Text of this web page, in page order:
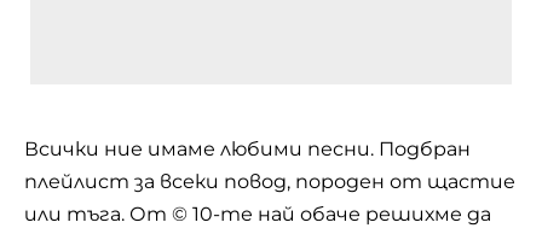
Всички ние имаме любими песни. Подбран
плейлист за всеки повод, породен от щастие
или тъга. От © 10-те най обаче решихме да